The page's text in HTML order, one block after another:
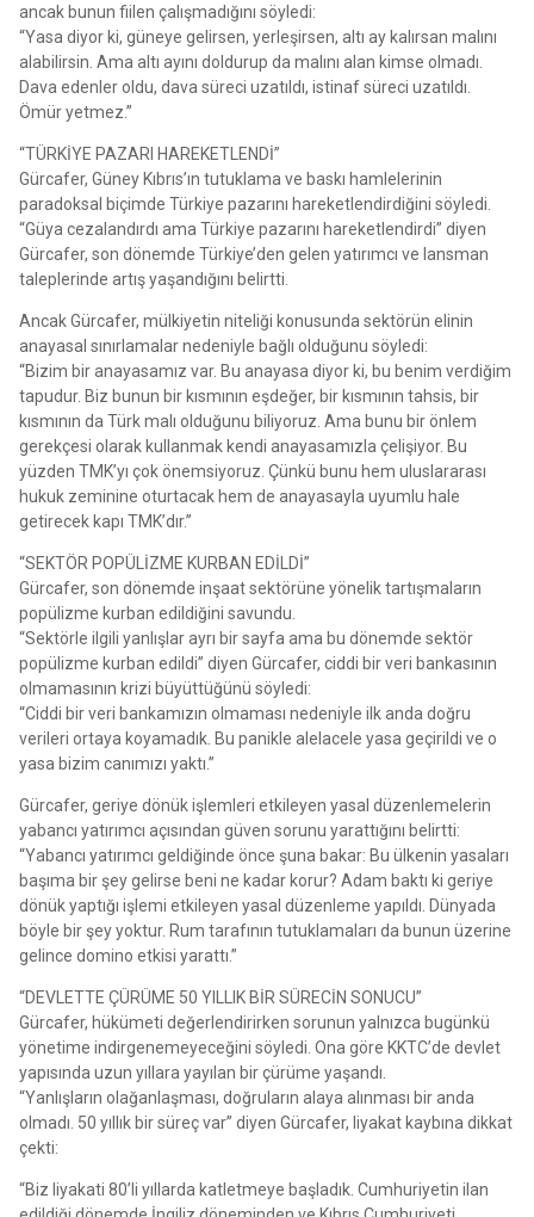
ancak bunun fiilen çalışmadığını söyledi:
“Yasa diyor ki, güneye gelirsen, yerleşirsen, altı ay kalırsan malını
alabilirsin. Ama altı ayını doldurup da malını alan kimse olmadı.
Dava edenler oldu, dava süreci uzatıldı, istinaf süreci uzatıldı.
Ömür yetmez.”
“TÜRKİYE PAZARI HAREKETLENDİ”
Gürcafer, Güney Kıbrıs’ın tutuklama ve baskı hamlelerinin
paradoksal biçimde Türkiye pazarını hareketlendirdiğini söyledi.
“Güya cezalandırdı ama Türkiye pazarını hareketlendirdi” diyen
Gürcafer, son dönemde Türkiye’den gelen yatırımcı ve lansman
taleplerinde artış yaşandığını belirtti.
Ancak Gürcafer, mülkiyetin niteliği konusunda sektörün elinin
anayasal sınırlamalar nedeniyle bağlı olduğunu söyledi:
“Bizim bir anayasamız var. Bu anayasa diyor ki, bu benim verdiğim
tapudur. Biz bunun bir kısmının eşdeğer, bir kısmının tahsis, bir
kısmının da Türk malı olduğunu biliyoruz. Ama bunu bir önlem
gerekçesi olarak kullanmak kendi anayasamızla çelişiyor. Bu
yüzden TMK’yı çok önemsiyoruz. Çünkü bunu hem uluslararası
hukuk zeminine oturtacak hem de anayasayla uyumlu hale
getirecek kapı TMK’dır.”
“SEKTÖR POPÜLİZME KURBAN EDİLDİ”
Gürcafer, son dönemde inşaat sektörüne yönelik tartışmaların
popülizme kurban edildiğini savundu.
“Sektörle ilgili yanlışlar ayrı bir sayfa ama bu dönemde sektör
popülizme kurban edildi” diyen Gürcafer, ciddi bir veri bankasının
olmamasının krizi büyüttüğünü söyledi:
“Ciddi bir veri bankamızın olmaması nedeniyle ilk anda doğru
verileri ortaya koyamadık. Bu panikle alelacele yasa geçirildi ve o
yasa bizim canımızı yaktı.”
Gürcafer, geriye dönük işlemleri etkileyen yasal düzenlemelerin
yabancı yatırımcı açısından güven sorunu yarattığını belirtti:
“Yabancı yatırımcı geldiğinde önce şuna bakar: Bu ülkenin yasaları
başıma bir şey gelirse beni ne kadar korur? Adam baktı ki geriye
dönük yaptığı işlemi etkileyen yasal düzenleme yapıldı. Dünyada
böyle bir şey yoktur. Rum tarafının tutuklamaları da bunun üzerine
gelince domino etkisi yarattı.”
“DEVLETTE ÇÜRÜME 50 YILLIK BİR SÜRECİN SONUCU”
Gürcafer, hükümeti değerlendirirken sorunun yalnızca bugünkü
yönetime indirgenemeyeceğini söyledi. Ona göre KKTC’de devlet
yapısında uzun yıllara yayılan bir çürüme yaşandı.
“Yanlışların olağanlaşması, doğruların alaya alınması bir anda
olmadı. 50 yıllık bir süreç var” diyen Gürcafer, liyakat kaybına dikkat
çekti:
“Biz liyakati 80’li yıllarda katletmeye başladık. Cumhuriyetin ilan